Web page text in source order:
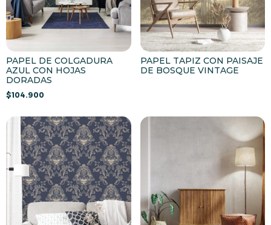
PAPEL DE COLGADURA
AZUL CON HOJAS
DORADAS
$104.900
PAPEL TAPIZ CON PAISAJE
DE BOSQUE VINTAGE